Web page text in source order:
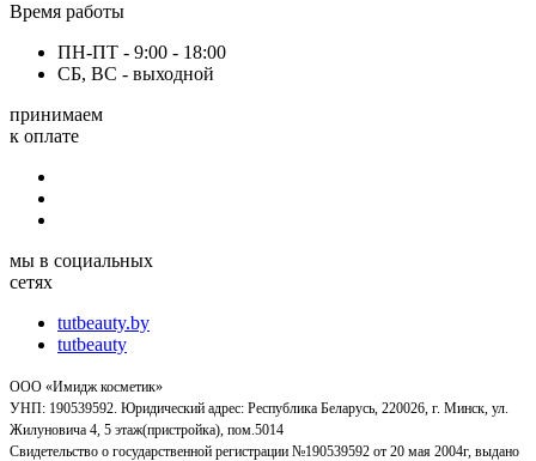
Время работы
ПН-ПТ - 9:00 - 18:00
СБ, ВС - выходной
принимаем
к оплате
мы в социальных
сетях
tutbeauty.by
tutbeauty
ООО «Имидж косметик»
УНП: 190539592. Юридический адрес: Республика Беларусь, 220026, г. Минск, ул.
Жилуновича 4, 5 этаж(пристройка), пом.5014
Свидетельство о государственной регистрации №190539592 от 20 мая 2004г, выдано